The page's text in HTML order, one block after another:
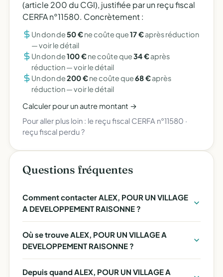
(article 200 du CGI), justifiée par un reçu fiscal
CERFA n°11580. Concrètement :
Un don de50 €ne coûte que17 €après réduction
—voir le détail
Un don de100 €ne coûte que34 €après
réduction —voir le détail
Un don de200 €ne coûte que68 €après
réduction —voir le détail
Calculer pour un autre montant →
Pour aller plus loin : le reçu fiscal CERFA n°11580 ·
reçu fiscal perdu ?
Questions fréquentes
Comment contacter ALEX, POUR UN VILLAGE
A DEVELOPPEMENT RAISONNE ?
Où se trouve ALEX, POUR UN VILLAGE A
DEVELOPPEMENT RAISONNE ?
Depuis quand ALEX, POUR UN VILLAGE A